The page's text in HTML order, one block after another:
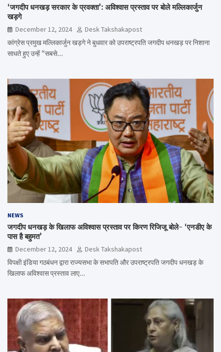
‘जगदीप धनखड़ सरकार के प्रवक्ता’: अविश्वास प्रस्ताव पर बोले मल्लिकार्जुन
खड़गे
December 12, 2024
Desk Takshakapost
कांग्रेस प्रमुख मल्लिकार्जुन खड़गे ने बुधवार को उपराष्ट्रपति जगदीप धनखड़ पर निशाना
साधते हुए उन्हें “सबसे…
NEWS
जगदीप धनखड़ के खिलाफ अविश्वास प्रस्ताव पर किरण रिजिजू बोले- ‘एनडीए के
पास है बहुमत’
December 12, 2024
Desk Takshakapost
विपक्षी इंडिया गठबंधन द्वारा राज्यसभा के सभापति और उपराष्ट्रपति जगदीप धनखड़ के
खिलाफ अविश्वास प्रस्ताव लाए…